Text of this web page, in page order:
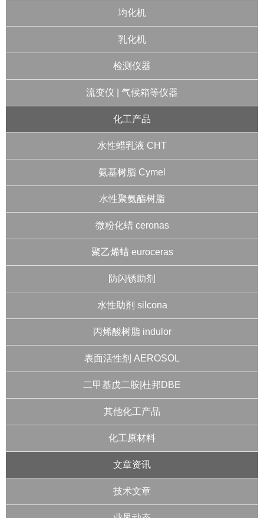
均化机
乳化机
检测仪器
流变仪 | 气候箱等仪器
化工产品
水性蜡乳液 CHT
氨基树脂 Cymel
水性聚氨酯树脂
微粉化蜡 ceronas
聚乙烯蜡 euroceras
防闪锈助剂
水性助剂 silcona
丙烯酸树脂 indulor
表面活性剂 AEROSOL
二甲基戊二胺|杜邦DBE
其他化工产品
化工原材料
文章资讯
技术文章